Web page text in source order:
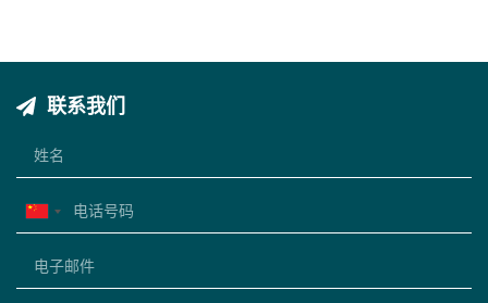
联系我们
China